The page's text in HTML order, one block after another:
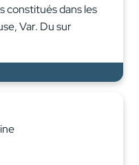
constitués dans les
Var. Du sur